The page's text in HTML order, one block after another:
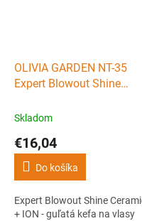
OLIVIA GARDEN NT-35
Expert Blowout Shine
na vlasy 35mm
Skladom
€16,04
Do košíka
Expert Blowout Shine
+ ION - guľatá kefa na vlasy